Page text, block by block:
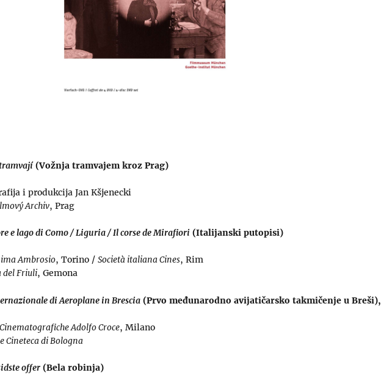
(Vožnja tramvajem kroz Prag)
i produkcija Jan Kšjenecki
Archiv, Prag
e lago di Como / Liguria / Il corse de Mirafiori (Italijanski putopisi)
Ambrosio, Torino / Società italiana Cines, Rim
del Friuli, Gemona
di Aeroplane in Brescia (Prvo međunarodno avijatičarsko takmičenje u Breši),
Adolfo Croce, Milano
Cineteca di Bologna
offer (Bela robinja)